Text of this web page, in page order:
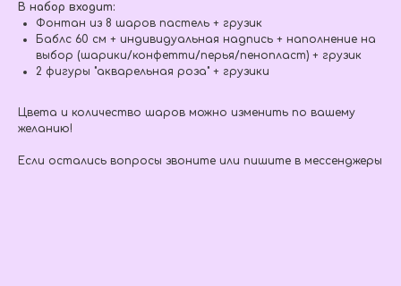
В набор входит:
Фонтан из 8 шаров пастель + грузик
Баблс 60 см + индивидуальная надпись + наполнение на
выбор (шарики/конфетти/перья/пенопласт) + грузик
2 фигуры "акварельная роза" + грузики
Цвета и количество шаров можно изменить по вашему
желанию!
Если остались вопросы звоните или пишите в мессенджеры